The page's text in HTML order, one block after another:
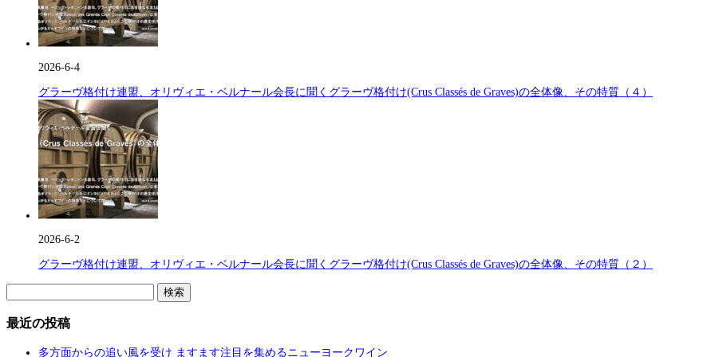
2026-6-4
グラーヴ格付け連盟、オリヴィエ・ベルナール会長に聞くグラーヴ格付け(Crus Classés de Graves)の全体像、その特質（４）
2026-6-2
グラーヴ格付け連盟、オリヴィエ・ベルナール会長に聞くグラーヴ格付け(Crus Classés de Graves)の全体像、その特質（２）
索:
最近の投稿
多方面からの追い風を受け ますます注目を集めるニューヨークワイン